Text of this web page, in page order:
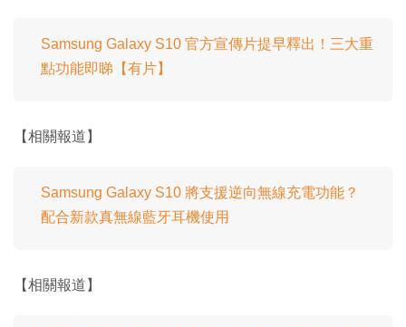
Samsung Galaxy S10 官方宣傳片提早釋出！三大重
點功能即睇【有片】
【相關報道】
Samsung Galaxy S10 將支援逆向無線充電功能？
配合新款真無線藍牙耳機使用
【相關報道】